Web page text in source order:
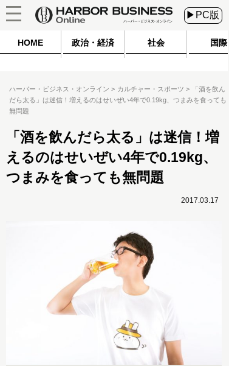
▶PC版
HOME 政治・経済 社会 国際
ハーバー・ビジネス・オンライン カルチャー・スポーツ
「酒を飲ん
だら太る」は迷信！増えるのはせいぜい4年で0.19kg、つまみを食っても
無問題
「酒を飲んだら太る」は迷信！増
えるのはせいぜい4年で0.19kg、
つまみを食っても無問題
2017.03.17